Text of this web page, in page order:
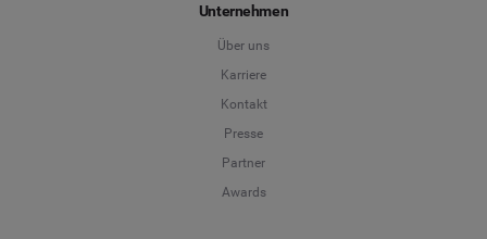
Unternehmen
Über uns
Karriere
Kontakt
Presse
Partner
Awards